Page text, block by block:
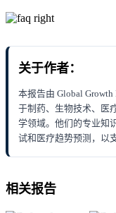
关于作者：
本报告由 Global
于制药、生物技术、医
学领域。他们的专业知
试和医疗趋势预测，以
相关报告